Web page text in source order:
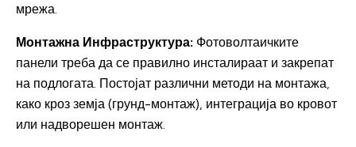
мрежа.
Монтажна Инфраструктура: Фотоволтаичките
панели треба да се правилно инсталираат и закрепат
на подлогата. Постојат различни методи на монтажа,
како кроз земја (грунд-монтаж), интеграција во кровот
или надворешен монтаж.